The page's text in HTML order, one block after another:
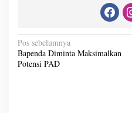
N
a
Pos sebelumnya
Bapenda Diminta Maksimalkan
Potensi PAD